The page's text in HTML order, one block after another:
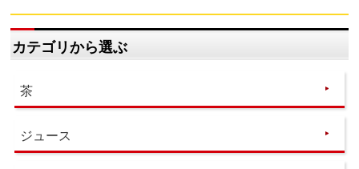
カテゴリから選ぶ
茶
ジュース